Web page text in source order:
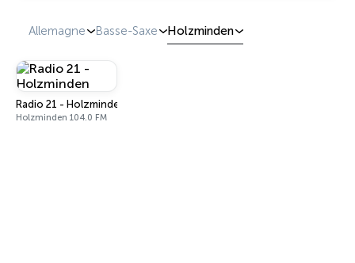
Allemagne Basse-Saxe Holzminden
Radio 21 - Holzminden
Holzminden 104.0 FM